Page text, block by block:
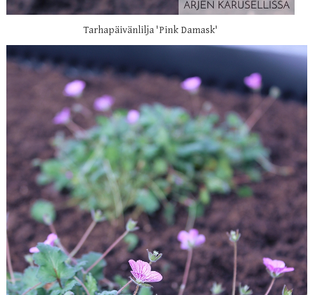
Tarhapäivänlilja 'Pink Damask'